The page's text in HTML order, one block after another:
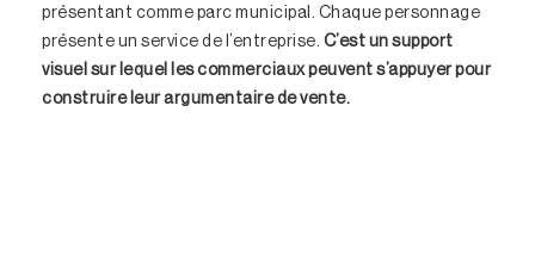
présentant comme parc municipal. Chaque personnage
présente un service de l’entreprise. C’est un support
visuel sur lequel les commerciaux peuvent s’appuyer pour
construire leur argumentaire de vente.